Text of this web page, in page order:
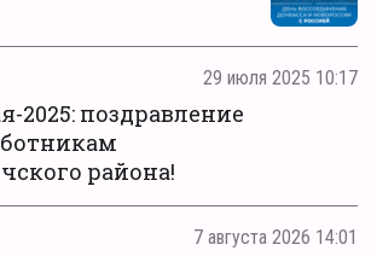
29 июля 2025 10:17
2025: поздравление
района!
7 августа 2026 14:01